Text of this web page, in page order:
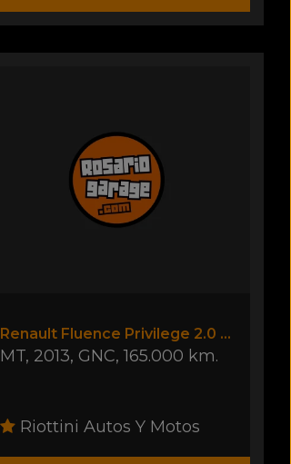
Renault Fluence Privilege 2.0 Gnc
MT, 2013,GNC,165.000 km.
Riottini Autos Y Motos